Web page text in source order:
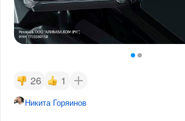
26 1
Никита Горяинов